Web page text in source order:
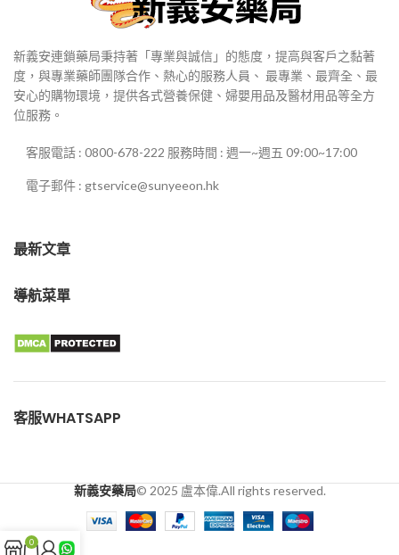
新義安連鎖藥局秉持著「專業與誠信」的態度，提高與客戶之黏著
度，與專業藥師團隊合作、熱心的服務人員、 最專業、最齊全、最
安心的購物環境，提供各式營養保健、婦嬰用品及醫材用品等全方
位服務。
客服電話 : 0800-678-222 服務時間 : 週一~週五 09:00~17:00
電子郵件 : gtservice@sunyeeon.hk
最新文章
導航菜單
客服WHATSAPP
新義安藥局© 2025 盧本偉.All rights reserved.
0